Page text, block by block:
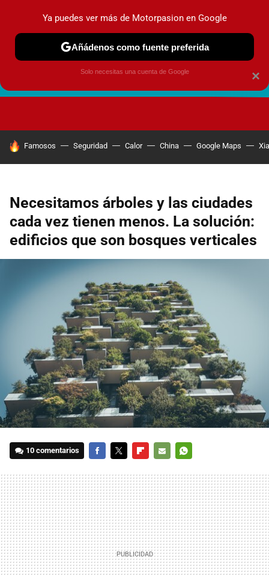
HOY SE HABLA DE
Famosos Seguridad Calor China Google Maps
Necesitamos árboles y las ciudades
cada vez tienen menos. La solución:
edificios que son bosques verticales
10 comentarios
MAIL
×
Ya puedes ver más de Motorpasion en Google
Añádenos como fuente preferida
Solo necesitas una cuenta de Google